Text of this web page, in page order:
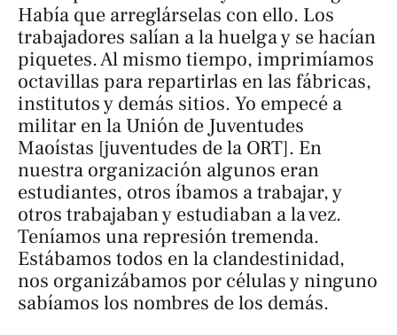
Había que arreglárselas con ello. Los
trabajadores salían a la huelga y se hacían
piquetes. Al mismo tiempo, imprimíamos
octavillas para repartirlas en las fábricas,
institutos y demás sitios. Yo empecé a
militar en la Unión de Juventudes
Maoístas [juventudes de la ORT]. En
nuestra organización algunos eran
estudiantes, otros íbamos a trabajar, y
otros trabajaban y estudiaban a la vez.
Teníamos una represión tremenda.
Estábamos todos en la clandestinidad,
nos organizábamos por células y ninguno
sabíamos los nombres de los demás.